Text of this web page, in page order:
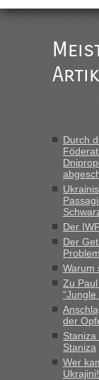
Ist korrekt, aber
darauf hinweisen
War aber nicht
buchbar - warum
Hab´s versucht -
Strecke fahren
in
die Ukraine
„Man sollte aber
LeoExpress ist -
Fahrkarten
Verbindung von
Recht,
gebrauchter
„Vielen Dank,
gab es keine
Durch
Der
Der
Warum
Zu
“Jungle
der
Staniza
Wer